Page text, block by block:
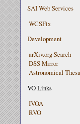
SAI Web Services
WCSFix
Development
arXiv.org Search
DSS Mirror
Astronomical
VO Links
IVOA
RVO